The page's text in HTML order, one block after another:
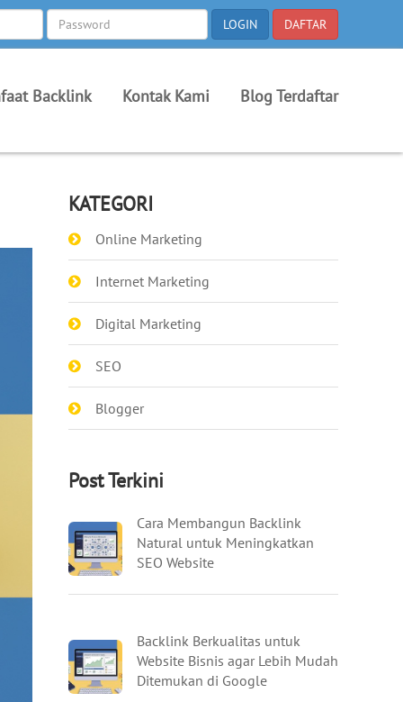
Backlink Kontak Kami Blog Terdaftar
KATEGORI
Online Marketing
Internet Marketing
Digital Marketing
SEO
Blogger
Post Terkini
Cara Membangun Backlink
Natural untuk Meningkatkan
SEO Website
Backlink Berkualitas untuk
Website Bisnis agar Lebih Mudah
Ditemukan di Google